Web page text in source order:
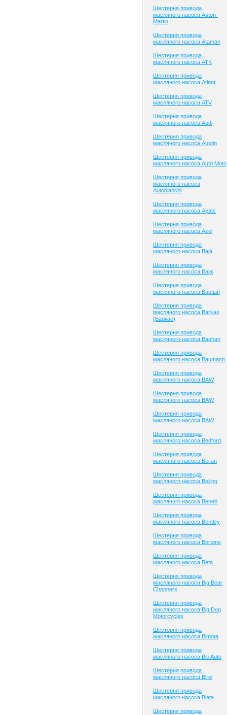
Шестерня привода
масляного насоса Aston-
Martin
Шестерня привода
масляного насоса Ataman
Шестерня привода
масляного насоса ATK
Шестерня привода
масляного насоса Atlant
Шестерня привода
масляного насоса ATV
Шестерня привода
масляного насоса Audi
Шестерня привода
масляного насоса Austin
Шестерня привода
масляного насоса Auto Moto
Шестерня привода
масляного насоса
Autobianchi
Шестерня привода
масляного насоса Ayats
Шестерня привода
масляного насоса Azel
Шестерня привода
масляного насоса Baja
Шестерня привода
масляного насоса Bajaj
Шестерня привода
масляного насоса Baotian
Шестерня привода
масляного насоса Barkas
(Баркас)
Шестерня привода
масляного насоса Bashan
Шестерня привода
масляного насоса Baumann
Шестерня привода
масляного насоса BAW
Шестерня привода
масляного насоса BAW
Шестерня привода
масляного насоса BAW
Шестерня привода
масляного насоса Bedford
Шестерня привода
масляного насоса Beifan
Шестерня привода
масляного насоса Beijing
Шестерня привода
масляного насоса Benelli
Шестерня привода
масляного насоса Bentley
Шестерня привода
масляного насоса Bertone
Шестерня привода
масляного насоса Beta
Шестерня привода
масляного насоса Big Bear
Choppers
Шестерня привода
масляного насоса Big Dog
Motorcycles
Шестерня привода
масляного насоса Bimota
Шестерня привода
масляного насоса Bio Auto
Шестерня привода
масляного насоса Birel
Шестерня привода
масляного насоса Blata
Шестерня привода